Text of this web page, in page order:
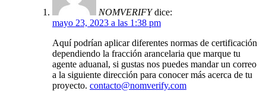
NOMVERIFY dice:
mayo 23, 2023 a las 1:38 pm
Aquí podrían aplicar diferentes normas de certificación
dependiendo la fracción arancelaria que marque tu
agente aduanal, si gustas nos puedes mandar un correo
a la siguiente dirección para conocer más acerca de tu
proyecto. contacto@nomverify.com